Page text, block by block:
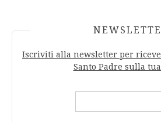
Iscriviti alla newsletter per
Santo Padre sulla